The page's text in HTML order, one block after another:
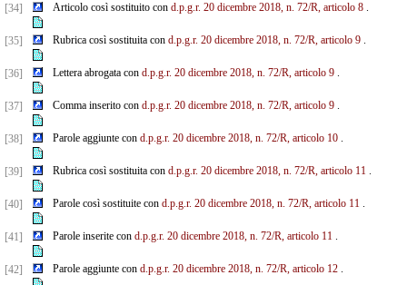
[34] Articolo così sostituito con d.p.g.r. 20 dicembre 2018, n. 72/R, articolo 8.
[35] Rubrica così sostituita con d.p.g.r. 20 dicembre 2018, n. 72/R, articolo 9.
[36] Lettera abrogata con d.p.g.r. 20 dicembre 2018, n. 72/R, articolo 9.
[37] Comma inserito con d.p.g.r. 20 dicembre 2018, n. 72/R, articolo 9.
[38] Parole aggiunte con d.p.g.r. 20 dicembre 2018, n. 72/R, articolo 10.
[39] Rubrica così sostituita con d.p.g.r. 20 dicembre 2018, n. 72/R, articolo 11.
[40] Parole così sostituite con d.p.g.r. 20 dicembre 2018, n. 72/R, articolo 11.
[41] Parole inserite con d.p.g.r. 20 dicembre 2018, n. 72/R, articolo 11.
[42] Parole aggiunte con d.p.g.r. 20 dicembre 2018, n. 72/R, articolo 12.